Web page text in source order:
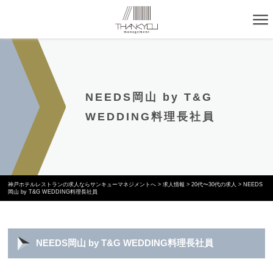
NEEDS岡山 by T&G
WEDDING料理長社員
神戸ホテルレストランの求人ならサンキューマネジメントへ >求人情報 >20代〜30代の求人 > NEEDS
岡山 by T&G WEDDING料理長社員
NEEDS岡山 by T&G WEDDING料理長社員